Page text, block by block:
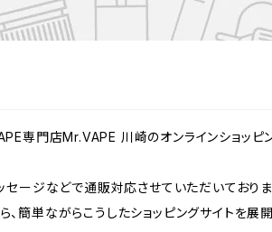
専門店Mr.VAPE 川崎のオンラインショッピン
セージなどで通販対応させていただいてお
簡単ながらこうしたショッピングサイトを展